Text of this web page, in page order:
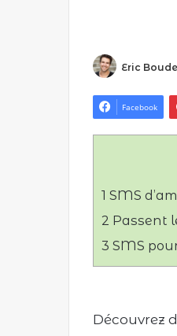
Eric
Facebook
1 SMS
2 Passent
3 SMS
Découvrez